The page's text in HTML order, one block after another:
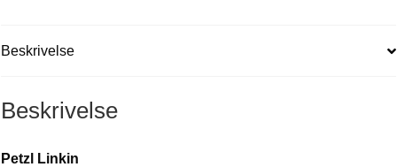
Beskrivelse
Beskrivelse
Petzl Linkin